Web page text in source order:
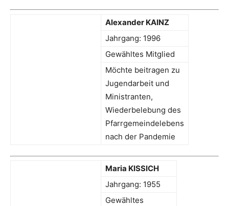
Alexander KAINZ
Jahrgang: 1996
Gewähltes Mitglied
Möchte beitragen zu
Jugendarbeit und
Ministranten,
Wiederbelebung des
Pfarrgemeindelebens
nach der Pandemie
Maria KISSICH
Jahrgang: 1955
Gewähltes